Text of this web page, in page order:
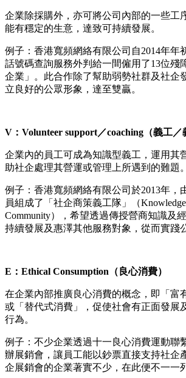
企業除採購外，亦可將公司內部的一些工
能有穩定的生意，達致可持續發展。
例子：香港寬頻網絡有限公司自2014年年
話號碼查詢服務外判給一間僱用了13位殘
企業」。此合作除了幫助弱勢社群及社企
立良好的公眾形象，達至雙贏。
V：Volunteer support／coaching（義工／
企業內的員工可成為知識型義工，運用其
助社企處理其營運或管理上所遇到的難題。
例子：香港寬頻網絡有限公司於2013年，
員組成了「社企商策義工隊」（Knowledge
Community），希望透過傳授營商知識及
持續發展及惠澤其他服務對象，從而實踐
E：Ethical Consumption（良心消費）
在企業內部推廣良心消費的概念，即「富
或「替代式消費」，促使社會有正面發展
行為。
例子：不少企業透過十一良心消費運動聯
辦展銷會，讓員工能以鈔票直接支持社企
企展銷會的企業著實不少，在此便不一一